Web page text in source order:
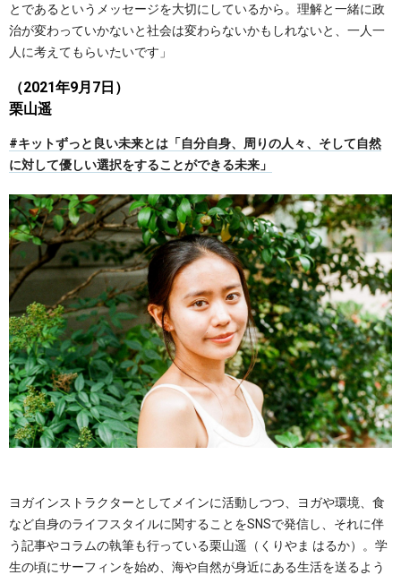
とであるというメッセージを大切にしているから。理解と一緒に政
治が変わっていかないと社会は変わらないかもしれないと、一人一
人に考えてもらいたいです」
（2021年9月7日）
栗山遥
#キットずっと良い未来とは「自分自身、周りの人々、そして自然
に対して優しい選択をすることができる未来」
ヨガインストラクターとしてメインに活動しつつ、ヨガや環境、食
など自身のライフスタイルに関することをSNSで発信し、それに伴
う記事やコラムの執筆も行っている栗山遥（くりやま はるか）。学
生の頃にサーフィンを始め、海や自然が身近にある生活を送るよう